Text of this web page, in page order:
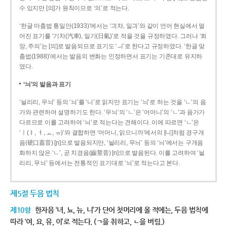
수 있지만 [의]가 원칙이므로 ‘의’로 적는다.
‘한글 마춤법 통일안(1933)’에서는 ‘긔챠, 일긔’와 같이 언어 현실에서 멀
어진 표기를 ‘기차(汽車), 일기(日氣)’로 적을 것을 규정하였다. 그러나 ‘희
망, 주의’는 [의]로 발음되므로 표기도 ‘ㅢ’로 한다고 규정하였다. ‘한글 맞
춤법(1988)’에서는 발음의 변화는 인정하면서 표기는 기존대로 유지하
였다.
‘늬’의 발음과 표기
‘늴리리, 무늬’ 등의 ‘늬’를 ‘니’로 읽지만 표기는 ‘늬’로 하는 것을 ‘ㄴ’의 음
가와 관련하여 설명하기도 한다. ‘무늬’의 ‘ㄴ’은 ‘어머니’의 ‘ㄴ’과 음가가
다르므로 이를 고려하여 ‘늬’로 적는다는 견해이다. 이에 따르면 ‘ㄴ’은
‘ㅣ(ㅑ, ㅕ, ㅛ, ㅠ)’와 결합하면 ‘어머니, 읽으니까’에서의 [니]처럼 경구개
음(硬口蓋音) [ɲ]으로 발음되지만, ‘늴리리, 무늬’ 등의 ‘늬’에서는 구개음
화하지 않은 ‘ㄴ’, 곧 치경음(齒莖音) [n]으로 발음된다. 이를 고려하여 ‘늴
리리, 무늬’ 등에서는 전통적인 표기대로 ‘늬’로 적는다고 본다.
제5절 두음 법칙
제10항 한자음 ‘녀, 뇨, 뉴, 니’가 단어 첫머리에 올 적에는, 두음 법칙에
따라 ‘여, 요, 유, 이’로 적는다. (ㄱ을 취하고, ㄴ을 버림.)